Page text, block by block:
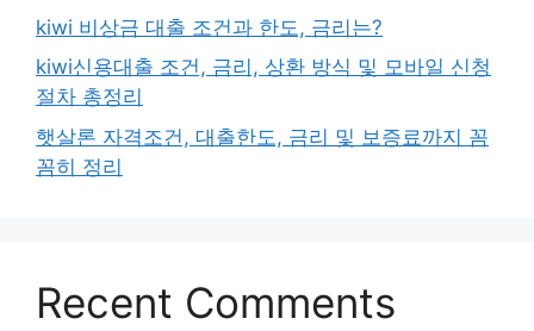
kiwi 비상금 대출 조건과 한도, 금리는?
kiwi신용대출 조건, 금리, 상환 방식 및 모바일 신청
절차 총정리
햇살론 자격조건, 대출한도, 금리 및 보증료까지 꼼
꼼히 정리
Recent Comments